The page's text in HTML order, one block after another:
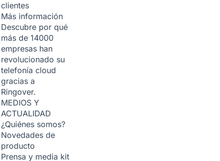
clientes
Más información
Descubre por qué
más de 14000
empresas han
revolucionado su
telefonía cloud
gracias a
Ringover.
MEDIOS Y
ACTUALIDAD
¿Quiénes somos?
Novedades de
producto
Prensa y media kit